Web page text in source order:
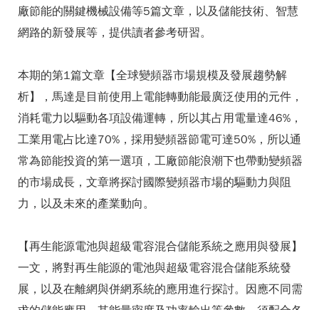
廠節能的關鍵機械設備等5篇文章，以及儲能技術、智慧
網路的新發展等，提供讀者參考研習。
本期的第1篇文章【全球變頻器市場規模及發展趨勢解
析】，馬達是目前使用上電能轉動能最廣泛使用的元件，
消耗電力以驅動各項設備運轉，所以其占用電量達46%，
工業用電占比達70%，採用變頻器節電可達50%，所以通
常為節能投資的第一選項，工廠節能浪潮下也帶動變頻器
的市場成長，文章將探討國際變頻器市場的驅動力與阻
力，以及未來的產業動向。
【再生能源電池與超級電容混合儲能系統之應用與發展】
一文，將對再生能源的電池與超級電容混合儲能系統發
展，以及在離網與併網系統的應用進行探討。因應不同需